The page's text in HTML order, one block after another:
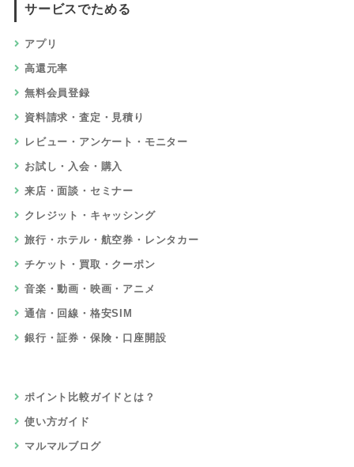
サービスでためる
アプリ
高還元率
無料会員登録
資料請求・査定・見積り
レビュー・アンケート・モニター
お試し・入会・購入
来店・面談・セミナー
クレジット・キャッシング
旅行・ホテル・航空券・レンタカー
チケット・買取・クーポン
音楽・動画・映画・アニメ
通信・回線・格安SIM
銀行・証券・保険・口座開設
ポイント比較ガイドとは？
使い方ガイド
マルマルブログ